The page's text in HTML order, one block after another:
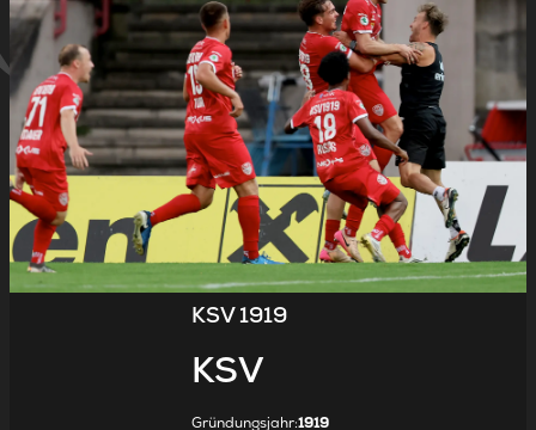
KSV 1919
KSV
Gründungsjahr:1919